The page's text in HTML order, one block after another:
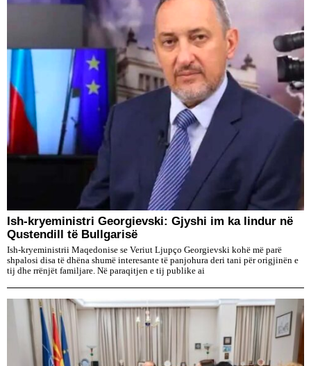
Ish-kryeministri Georgievski: Gjyshi im ka lindur në
Qustendill të Bullgarisë
Ish-kryeministrii Maqedonise se Veriut Ljupço Georgievski kohë më parë
shpalosi disa të dhëna shumë interesante të panjohura deri tani për origjinën e
tij dhe rrënjët familjare. Në paraqitjen e tij publike ai